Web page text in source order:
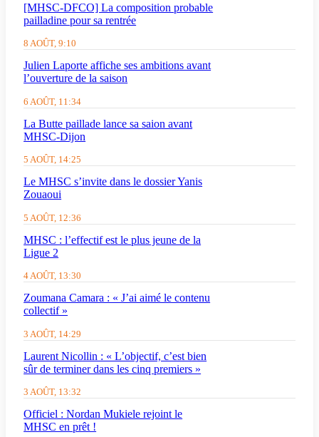
[MHSC-DFCO] La composition probable
pailladine pour sa rentrée
8 AOÛT, 9:10
Julien Laporte affiche ses ambitions avant
l’ouverture de la saison
6 AOÛT, 11:34
La Butte paillade lance sa saion avant
MHSC-Dijon
5 AOÛT, 14:25
Le MHSC s’invite dans le dossier Yanis
Zouaoui
5 AOÛT, 12:36
MHSC : l’effectif est le plus jeune de la
Ligue 2
4 AOÛT, 13:30
Zoumana Camara : « J’ai aimé le contenu
collectif »
3 AOÛT, 14:29
Laurent Nicollin : « L’objectif, c’est bien
sûr de terminer dans les cinq premiers »
3 AOÛT, 13:32
Officiel : Nordan Mukiele rejoint le
MHSC en prêt !